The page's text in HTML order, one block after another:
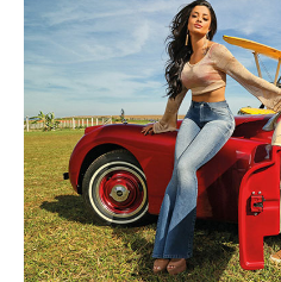
Entrevistas
Antes
e
Depois
Superação
Fisiculturismo
Anabolizantes